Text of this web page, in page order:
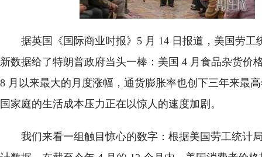
据英国《国际商业时报》5 月 14 日报道，美国劳工
新数据给了特朗普政府当头一棒：美国 4 月食品杂货价
8 月以来最大的月度涨幅，通货膨胀率也创下三年来最
国家庭的生活成本压力正在以惊人的速度加剧。
我们来看一组触目惊心的数字：根据美国劳工统计